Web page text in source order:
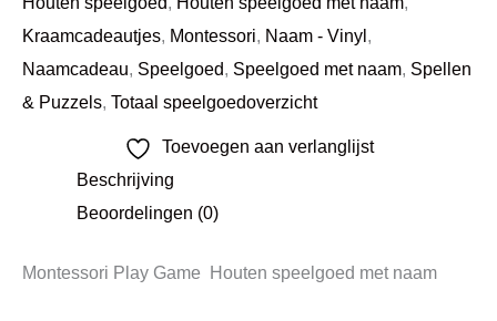
Kraamcadeautjes, Montessori, Naam - Vinyl,
Naamcadeau, Speelgoed, Speelgoed met naam, Spellen
& Puzzels, Totaal speelgoedoverzicht
Toevoegen aan verlanglijst
Beschrijving
Beoordelingen (0)
Montessori Play Game Houten speelgoed met naam